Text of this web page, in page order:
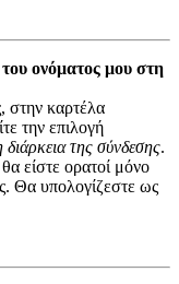
ονόματος μου στη
καρτέλα
την επιλογή
της σύνδεσης.
είστε ορατοί μόνο
Θα υπολογίζεστε ως